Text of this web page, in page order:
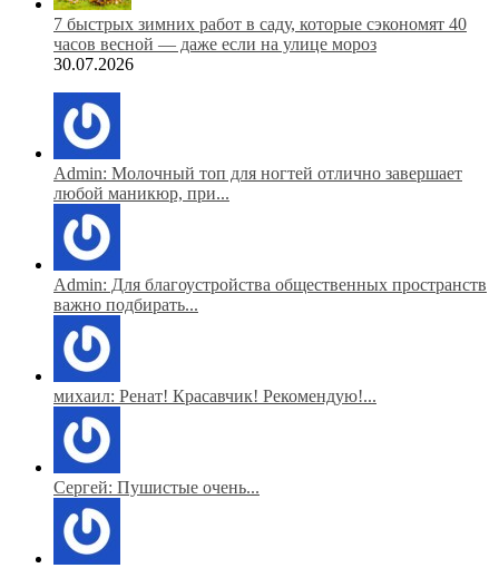
7 быстрых зимних работ в саду, которые сэкономят 40
часов весной — даже если на улице мороз
30.07.2026
Admin: Молочный топ для ногтей отлично завершает
любой маникюр, при...
Admin: Для благоустройства общественных пространств
важно подбирать...
михаил: Ренат! Красавчик! Рекомендую!...
Сергей: Пушистые очень...